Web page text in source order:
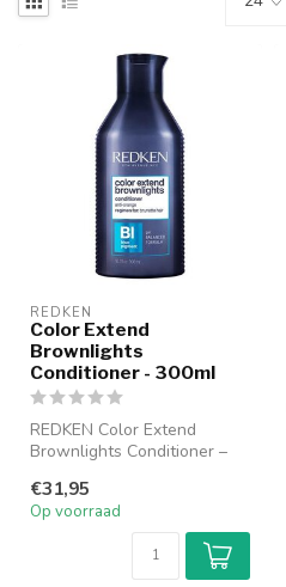
REDKEN
Color Extend
Brownlights
Conditioner - 300ml
REDKEN Color Extend
Brownlights Conditioner –
kleurcorrigerende co...
€31,95
Op voorraad